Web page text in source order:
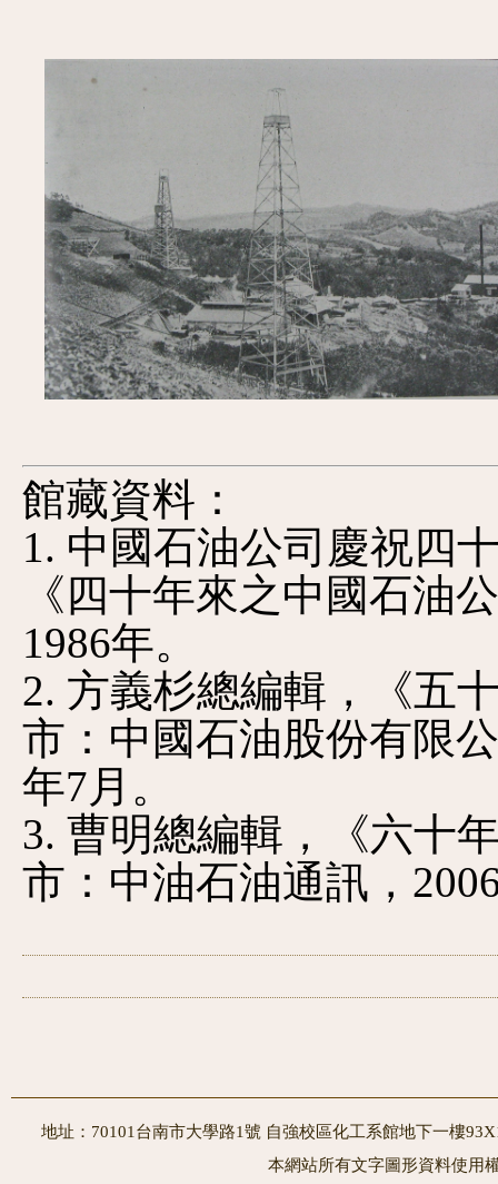
館藏資料：
1. 中國石油公司慶祝四
《四十年來之中國石油
1986年。
2. 方義杉總編輯 ，《五
市：中國石油股份有限
年7月。
3. 曹明總編輯 ，《六十
市：中油石油通訊，
地址：70101台南市大學路1號 自強校區化工系館地下一樓
本網站所有文字圖形資料使用